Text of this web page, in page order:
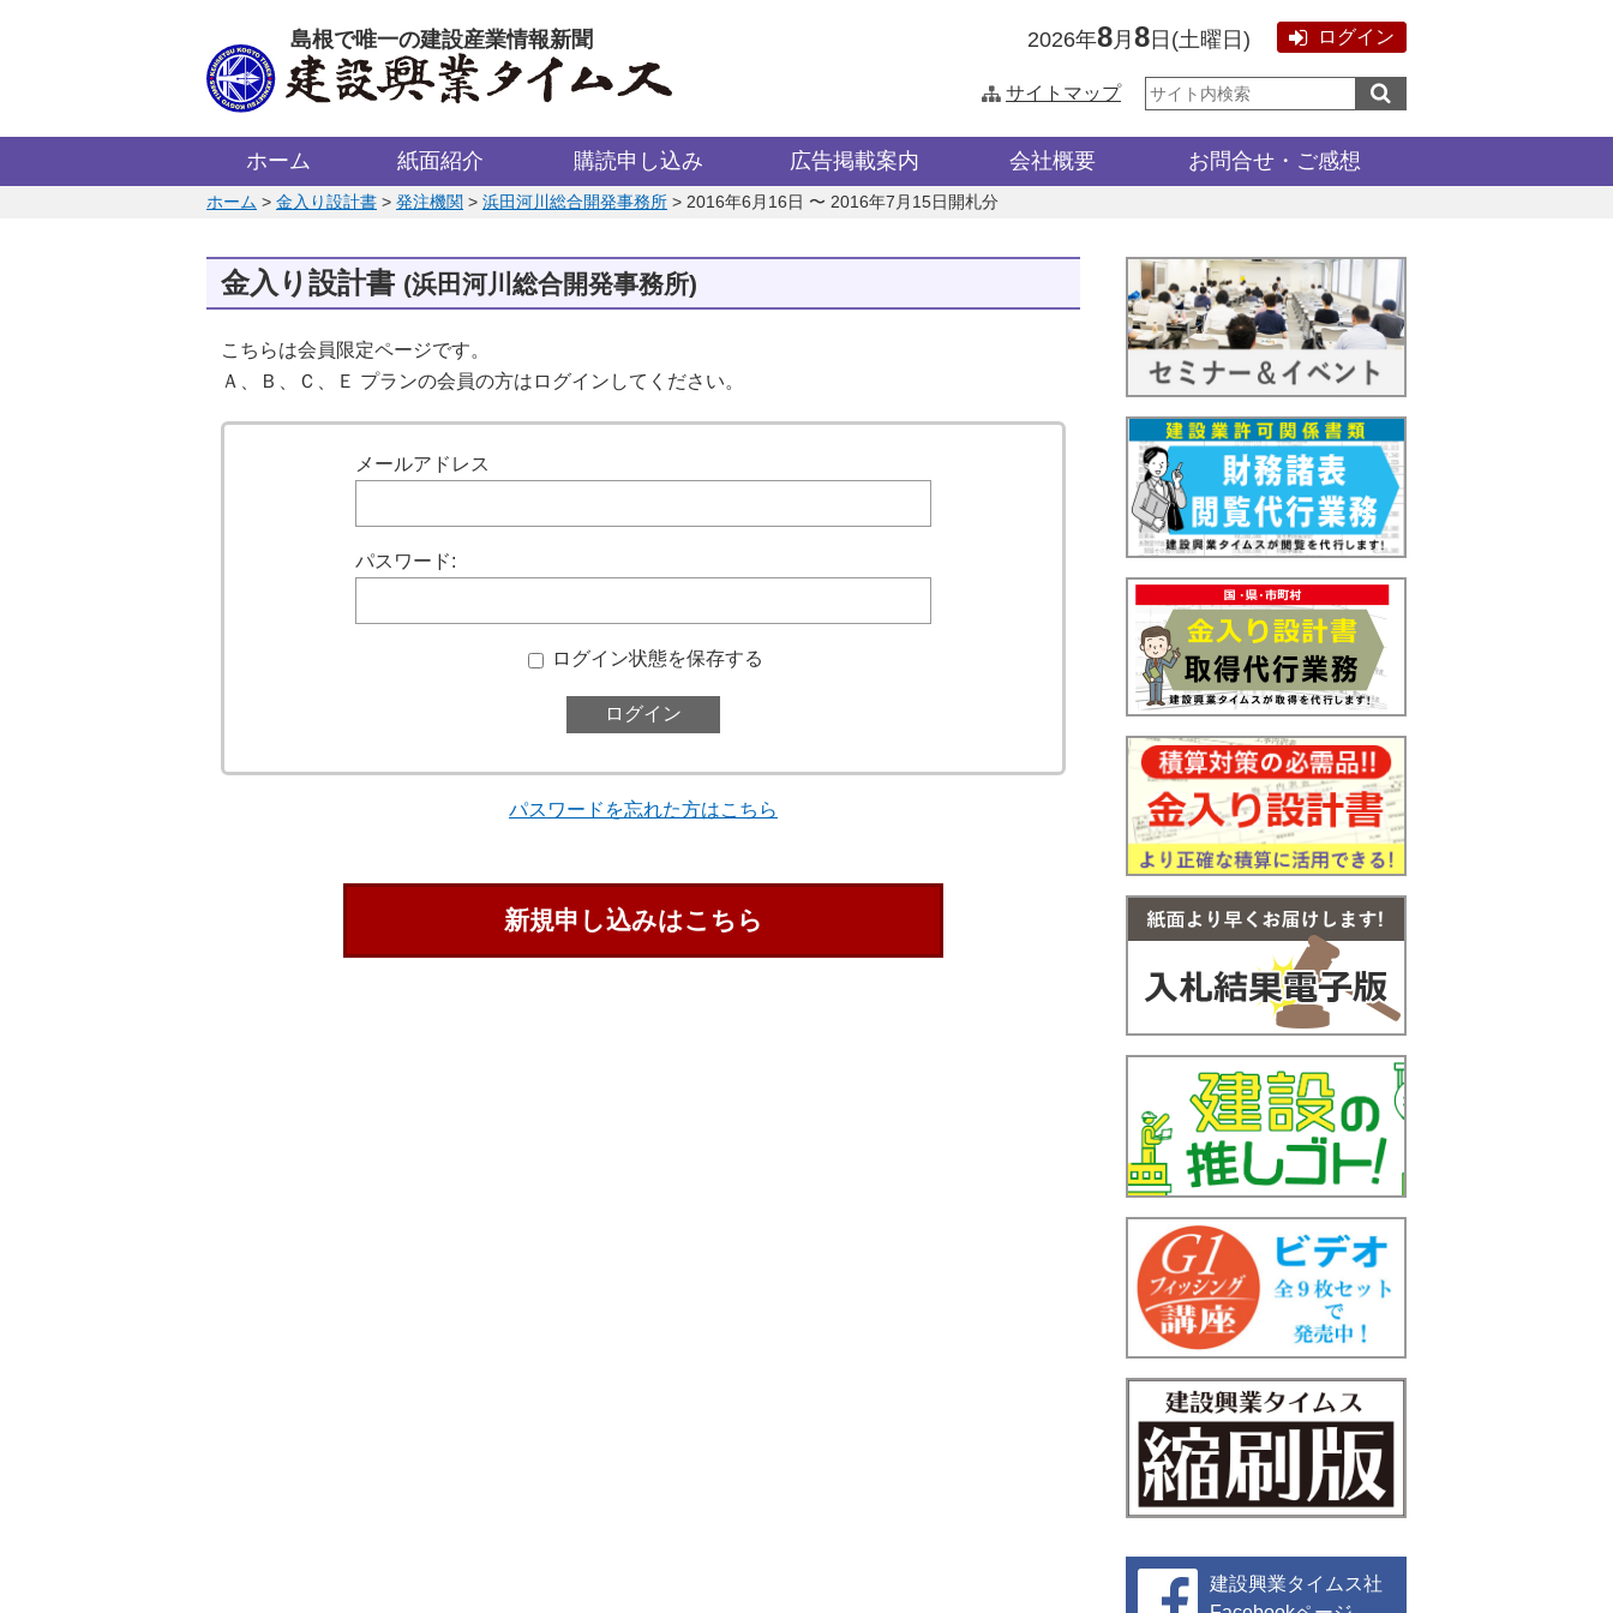
島根で唯一の建設産業情報新聞 2026年8月 8 日 (土曜日 ) ログイン
サイトマップ
サ
イ
内
ホーム 紙面紹介 購読申し込み 広告掲載案内 会社概要 お問合せ・ご感想
このページの位置:
ホーム > 金入り設計書 > 発注機関 > 浜田河川総合開発事務所 > 2016年6月16日 〜 2016年7月15日開札分
金入り設計書 (浜田河川総合開発事務所)
こちらは会員限定ページです。
Ａ、Ｂ、Ｃ、Ｅ プランの会員の方はログインしてください。
メールアドレス
パスワード:
ログイン状態を保存する
パスワードを忘れた方はこちら
新規申し込みはこちら
建設興業タイムス社